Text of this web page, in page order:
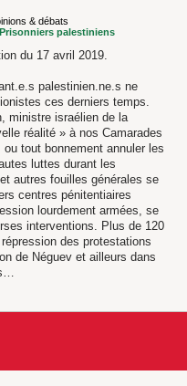
& débats
Prisonniers palestiniens
du 17 avril 2019.
palestinien.ne.s ne
ces derniers temps.
ministre israélien de la
réalité » à nos Camarades
tout bonnement annuler les
luttes durant les
autres fouilles générales se
centres pénitentiaires
lourdement armées, se
interventions. Plus de 120
des protestations
de Néguev et ailleurs dans